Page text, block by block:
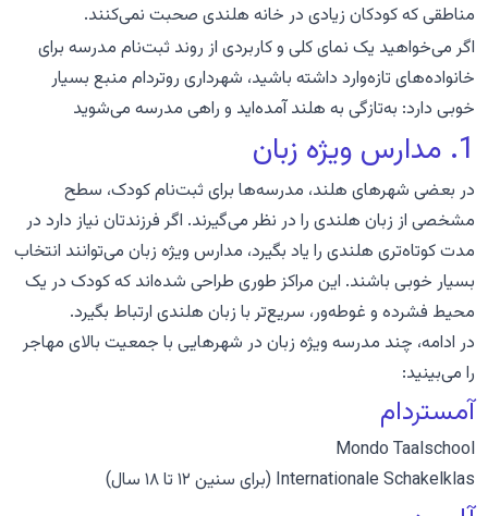
مناطقی که کودکان زیادی در خانه هلندی صحبت نمی‌کنند.
اگر می‌خواهید یک نمای کلی و کاربردی از روند ثبت‌نام مدرسه برای
خانواده‌های تازه‌وارد داشته باشید، شهرداری روتردام منبع بسیار
خوبی دارد: به‌تازگی به هلند آمده‌اید و راهی مدرسه می‌شوید
1. مدارس ویژه زبان
در بعضی شهرهای هلند، مدرسه‌ها برای ثبت‌نام کودک، سطح
مشخصی از زبان هلندی را در نظر می‌گیرند. اگر فرزندتان نیاز دارد در
مدت کوتاه‌تری هلندی را یاد بگیرد، مدارس ویژه زبان می‌توانند انتخاب
بسیار خوبی باشند. این مراکز طوری طراحی شده‌اند که کودک در یک
محیط فشرده و غوطه‌ور، سریع‌تر با زبان هلندی ارتباط بگیرد.
در ادامه، چند مدرسه ویژه زبان در شهرهایی با جمعیت بالای مهاجر
را می‌بینید:
آمستردام
Mondo Taalschool
Internationale Schakelklas (برای سنین ۱۲ تا ۱۸ سال)